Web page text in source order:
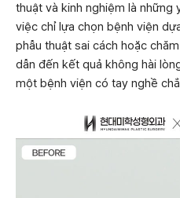
thuật và kinh nghiệm là
việc chỉ lựa chọn bệnh viện
phẫu thuật sai cách hoặc
dẫn đến kết quả không hài
một bệnh viện có tay nghề